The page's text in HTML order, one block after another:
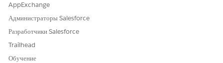
Оставьте свой отзыв, чтобы мы могли стать лучше!
AppExchange
Администраторы Salesforce
Разработчики Salesforce
Trailhead
Обучение